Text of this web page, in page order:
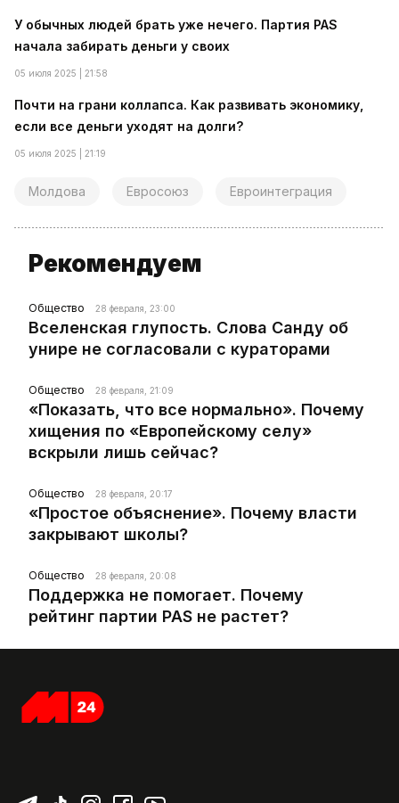
У обычных людей брать уже нечего. Партия PAS
начала забирать деньги у своих
05 июля 2025 | 21:58
Почти на грани коллапса. Как развивать экономику,
если все деньги уходят на долги?
05 июля 2025 | 21:19
Молдова Евросоюз Евроинтеграция
Рекомендуем
Общество 28 февраля, 23:00
Вселенская глупость. Слова Санду об
унире не согласовали с кураторами
Общество 28 февраля, 21:09
«Показать, что все нормально». Почему
хищения по «Европейскому селу»
вскрыли лишь сейчас?
Общество 28 февраля, 20:17
«Простое объяснение». Почему власти
закрывают школы?
Общество 28 февраля, 20:08
Поддержка не помогает. Почему
рейтинг партии PAS не растет?